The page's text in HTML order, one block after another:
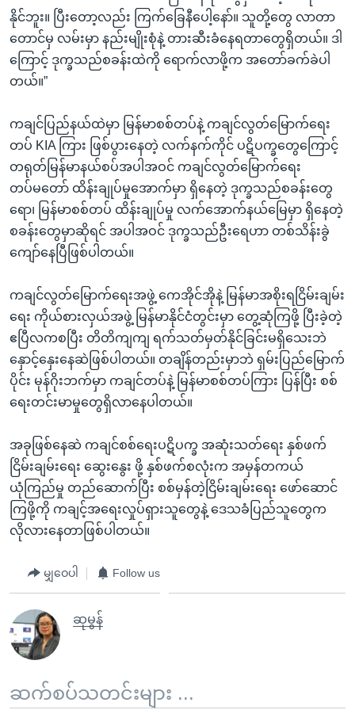
နိုင်ဘူး။ ပြီးတော့လည်း ကြက်ခြေနီပေါ့နော်။ သူတို့တွေ လာတာ
တောင်မှ လမ်းမှာ နည်းမျိုးစုံနဲ့ တားဆီးခံနေရတာတွေရှိတယ်။ ဒါ
ကြောင့် ဒုက္ခသည်စခန်းထဲကို ရောက်လာဖို့က အတော်ခက်ခဲပါ
တယ်။”
ကချင်ပြည်နယ်ထဲမှာ မြန်မာစစ်တပ်နဲ့ ကချင်လွတ်မြောက်ရေး
တပ် KIA ကြား ဖြစ်ပွားနေတဲ့ လက်နက်ကိုင် ပဋိပက္ခတွေကြောင့်
တရုတ်မြန်မာနယ်စပ်အပါအဝင် ကချင်လွတ်မြောက်ရေး
တပ်မတော် ထိန်းချုပ်မှုအောက်မှာ ရှိနေတဲ့ ဒုက္ခသည်စခန်းတွေ
ရော၊ မြန်မာစစ်တပ် ထိန်းချုပ်မှု လက်အောက်နယ်မြေမှာ ရှိနေတဲ့
စခန်းတွေမှာဆိုရင် အပါအဝင် ဒုက္ခသည်ဦးရေဟာ တစ်သိန်းခွဲ
ကျော်နေပြီဖြစ်ပါတယ်။
ကချင်လွတ်မြောက်ရေးအဖွဲ့ ကေအိုင်အိုနဲ့ မြန်မာအစိုးရငြိမ်းချမ်း
ရေး ကိုယ်စားလှယ်အဖွဲ့ မြန်မာနိုင်ငံတွင်းမှာ တွေ့ဆုံကြဖို့ ပြီးခဲ့တဲ့
ဧပြီလကစပြီး တိတိကျကျ ရက်သတ်မှတ်နိုင်ခြင်းမရှိသေးဘဲ
နှောင့်နှေးနေဆဲဖြစ်ပါတယ်။ တချိန်တည်းမှာဘဲ ရှမ်းပြည်မြောက်
ပိုင်း မုန်ဂိုးဘက်မှာ ကချင်တပ်နဲ့ မြန်မာစစ်တပ်ကြား ပြန်ပြီး စစ်
ရေးတင်းမာမှုတွေရှိလာနေပါတယ်။
အခုဖြစ်နေဆဲ ကချင်စစ်ရေးပဋိပက္ခ အဆုံးသတ်ရေး နှစ်ဖက်
ငြိမ်းချမ်းရေး ဆွေးနွေး ဖို့ နှစ်ဖက်စလုံးက အမှန်တကယ်
ယုံကြည်မှု တည်ဆောက်ပြီး စစ်မှန်တဲ့ငြိမ်းချမ်းရေး ဖော်ဆောင်
ကြဖို့ကို ကချင့်အရေးလှုပ်ရှားသူတွေနဲ့ ဒေသခံပြည်သူတွေက
လိုလားနေတာဖြစ်ပါတယ်။
မျှဝေပါ Follow us
ဆုမွန်
ဆက်စပ်သတင်းများ ...